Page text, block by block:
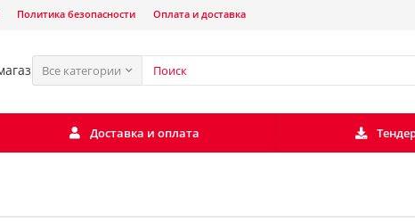
Политика безопасности Оплата и доставка
Все категории
Доставка и оплата